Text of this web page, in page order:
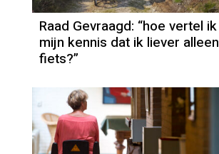
Raad Gevraagd: “hoe vertel ik
mijn kennis dat ik liever alleen
fiets?”